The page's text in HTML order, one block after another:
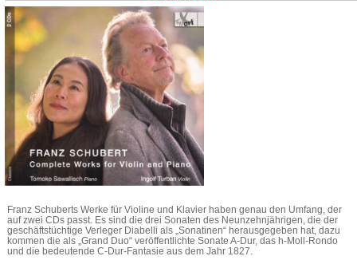
Franz Schuberts Werke für Violine und Klavier haben genau den Umfang, der
auf zwei CDs passt. Es sind die drei Sonaten des Neunzehnjährigen, die der
geschäftstüchtige Verleger Diabelli als „Sonatinen“ herausgegeben hat, dazu
kommen die als „Grand Duo“ veröffentlichte Sonate A-Dur, das h-Moll-Rondo
und die bedeutende C-Dur-Fantasie aus dem Jahr 1827.